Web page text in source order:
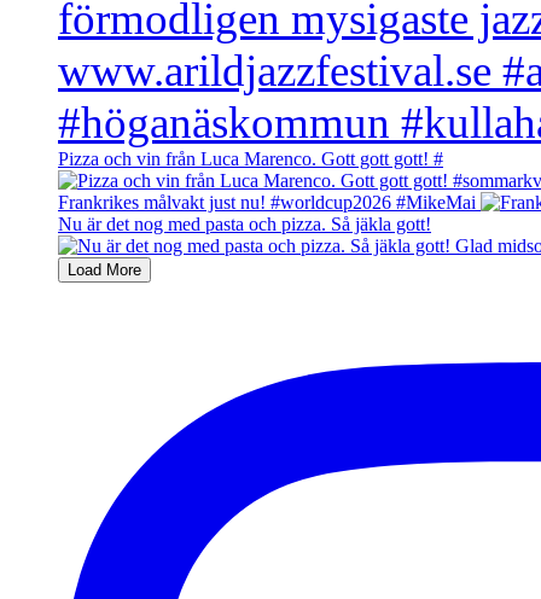
Pizza och vin från Luca Marenco. Gott gott gott! #
Frankrikes målvakt just nu! #worldcup2026 #MikeMai
Nu är det nog med pasta och pizza. Så jäkla gott!
Load More